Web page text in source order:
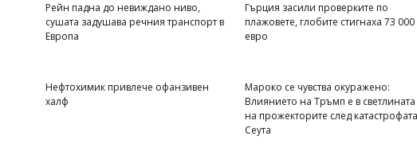
откриете
сигнализирайте
Рейн падна до невиждано ниво,
сушата задушава речния транспорт в
Европа
Гърция засили проверките по
плажовете, глобите стигнаха 73 000
евро
Нефтохимик привлече офанзивен
халф
Мароко се чувства окуражено:
Влиянието на Тръмп е в светлината
на прожекторите след
Сеута